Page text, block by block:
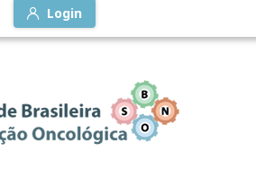
Login